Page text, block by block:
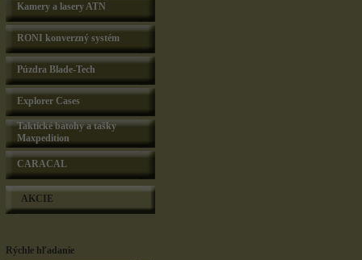
Kamery a lasery ATN
RONI konverzný systém
Púzdra Blade-Tech
Explorer Cases
Taktické batohy a tašky
Maxpedition
CARACAL
AKCIE
Rýchle hľadanie